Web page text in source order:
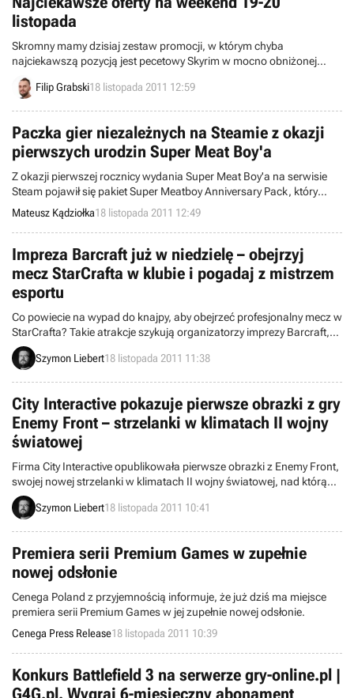
listopada
Skromny mamy dzisiaj zestaw promocji, w którym chyba
najciekawszą pozycją jest pecetowy Skyrim w mocno obniżonej
cenie.Oczywiście zapraszam do zapoznania się z całą
wiadomością.
Filip Grabski18 listopada 2011 12:59
Paczka gier niezależnych na Steamie z okazji
pierwszych urodzin Super Meat Boy'a
Z okazji pierwszej rocznicy wydania Super Meat Boy'a na serwisie
Steam pojawił się pakiet Super Meatboy Anniversary Pack, który
oferuje graczom spory zestaw gier niezależnych.
Mateusz Kądziołka18 listopada 2011 12:49
Impreza Barcraft już w niedzielę – obejrzyj
mecz StarCrafta w klubie i pogadaj z mistrzem
esportu
Co powiecie na wypad do knajpy, aby obejrzeć profesjonalny mecz w
StarCrafta? Takie atrakcje szykują organizatorzy imprezy Barcraft,
która odbędzie się w najbliższą niedzielę w Krakowie. Na miejscu
pojawi się jeden z najlepszych zawodników esportowych w Polsce –
Szymon Liebert18 listopada 2011 11:38
City Interactive pokazuje pierwsze obrazki z gry
Enemy Front – strzelanki w klimatach II wojny
światowej
Firma City Interactive opublikowała pierwsze obrazki z Enemy Front,
swojej nowej strzelanki w klimatach II wojny światowej, nad którą
pracuje między innymi Stuart Black (Black, Bodycount). Polski
wydawca i producent potwierdził też, że gry możemy spodziewać się
Szymon Liebert18 listopada 2011 10:41
Premiera serii Premium Games w zupełnie
nowej odsłonie
Cenega Poland z przyjemnością informuje, że już dziś ma miejsce
premiera serii Premium Games w jej zupełnie nowej odsłonie.
Cenega Press Release18 listopada 2011 10:39
Konkurs Battlefield 3 na serwerze gry-online.pl |
G4G.pl. Wygraj 6-miesięczny abonament